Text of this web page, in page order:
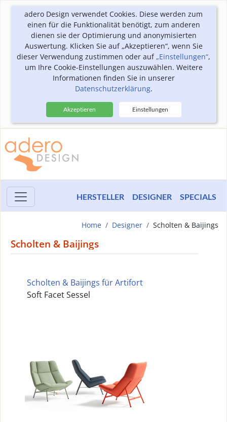
adero Design verwendet Cookies. Diese werden zum
einen für die Funktionalität benötigt, zum anderen
dienen sie der Optimierung und anonymisierten
Auswertung. Klicken Sie auf „Akzeptieren“, wenn Sie
dieser Verwendung zustimmen oder auf„Einstellungen“,
um Ihre Cookie-Einstellungen auszuwählen. Weitere
Informationen finden Sie in unserer
Datenschutzerklärung.
Akzeptieren Einstellungen
HERSTELLER DESIGNER SPECIALS
Home Designer Scholten & Baijings
Scholten & Baijings
Scholten & Baijings für Artifort
Soft Facet Sessel